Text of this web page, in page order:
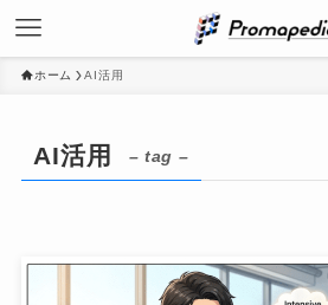
ホーム AI活用
AI活用 – tag –